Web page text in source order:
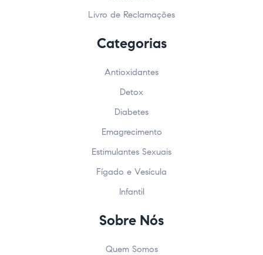
Livro de Reclamações
Categorias
Antioxidantes
Detox
Diabetes
Emagrecimento
Estimulantes Sexuais
Fígado e Vesícula
Infantil
Sobre Nós
Quem Somos